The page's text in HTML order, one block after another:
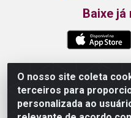
O nosso site coleta
terceiros para
personalizada ao
Baixe já
Propão - Rua
Nassau - Caruaru/